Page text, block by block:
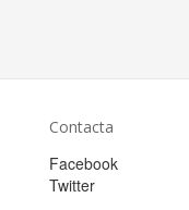
Contacta
Facebook
Twitter